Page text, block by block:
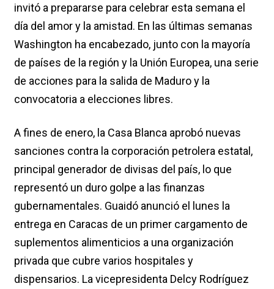
invitó a prepararse para celebrar esta semana el
día del amor y la amistad. En las últimas semanas
Washington ha encabezado, junto con la mayoría
de países de la región y la Unión Europea, una serie
de acciones para la salida de Maduro y la
convocatoria a elecciones libres.
A fines de enero, la Casa Blanca aprobó nuevas
sanciones contra la corporación petrolera estatal,
principal generador de divisas del país, lo que
representó un duro golpe a las finanzas
gubernamentales. Guaidó anunció el lunes la
entrega en Caracas de un primer cargamento de
suplementos alimenticios a una organización
privada que cubre varios hospitales y
dispensarios. La vicepresidenta Delcy Rodríguez